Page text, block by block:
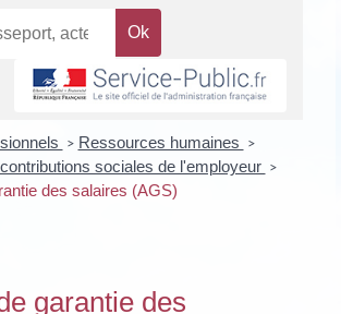
> Ressources humaines >
sociales de l'employeur >
des salaires (AGS)
garantie des